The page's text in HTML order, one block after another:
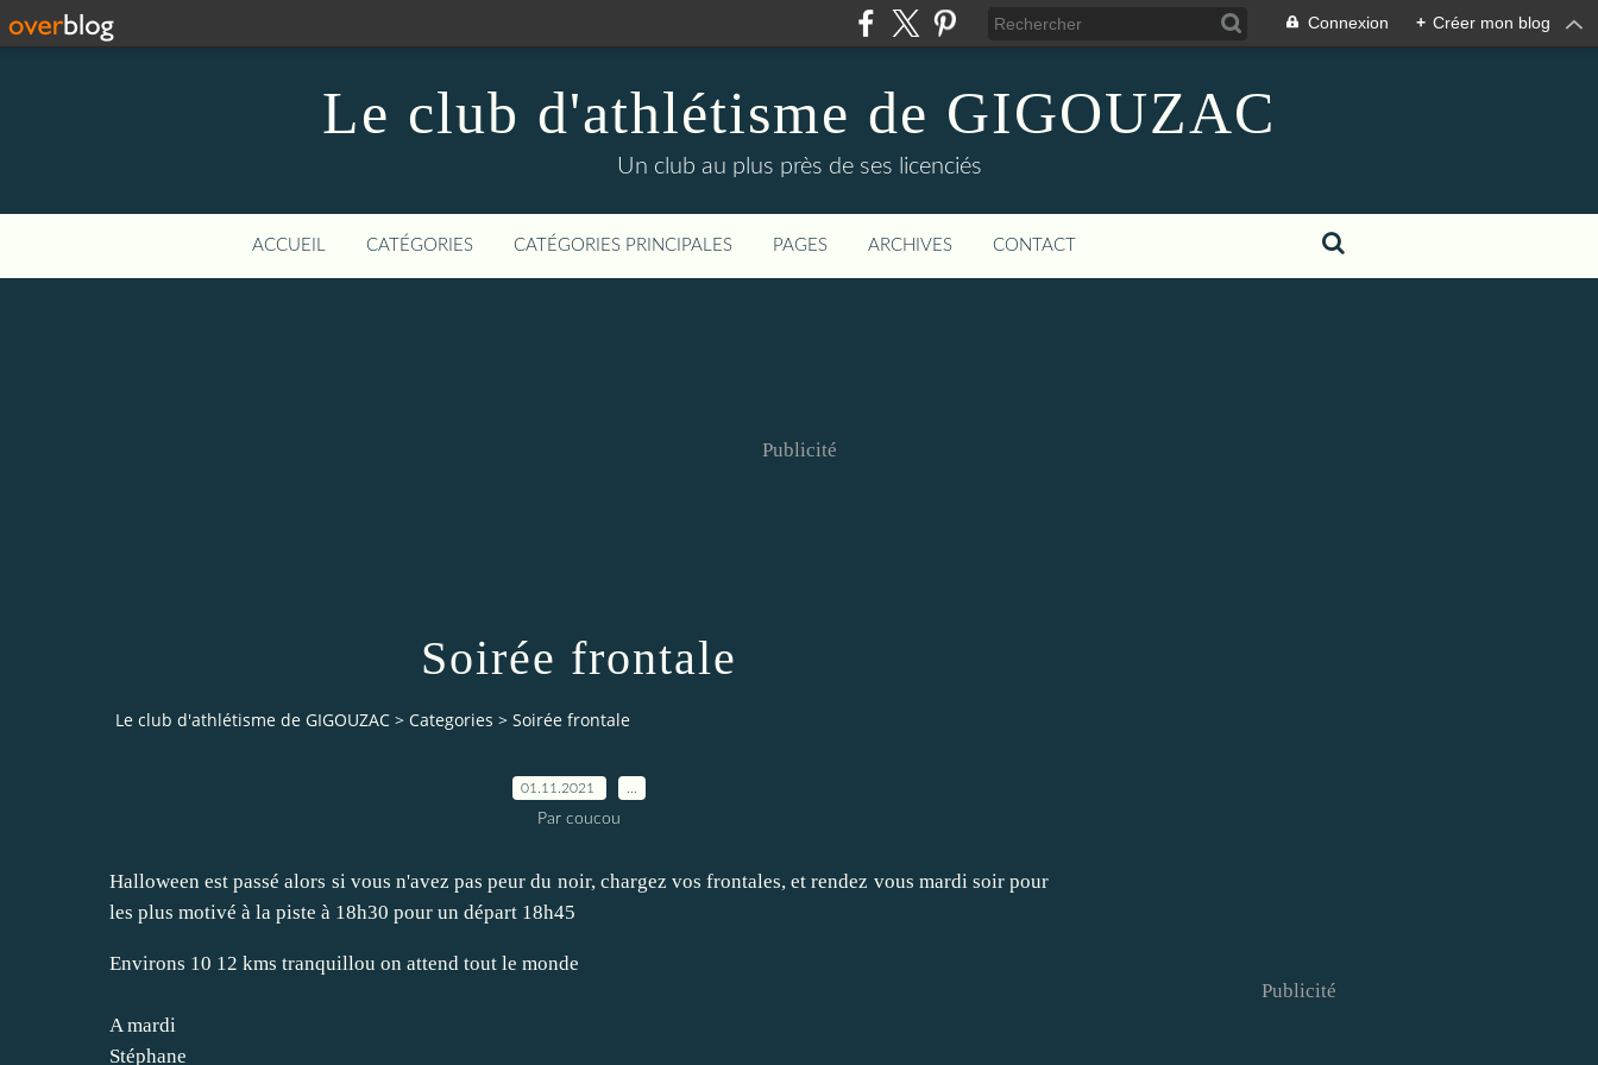
Connexion + Créer mon blog
Le club d'athlétisme de GIGOUZAC
Un club au plus près de ses licenciés
ACCUEIL CATÉGORIES CATÉGORIES PRINCIPALES PAGES ARCHIVES CONTACT
Publicité
Soirée frontale
Le club d'athlétisme de GIGOUZAC > Categories > Soirée frontale
01.11.2021
Par coucou
Halloween est passé alors si vous n'avez pas peur du noir, chargez vos frontales, et rendez vous mardi soir pour
les plus motivé à la piste à 18h30 pour un départ 18h45
Environs 10 12 kms tranquillou on attend tout le monde
A mardi
Stéphane
Publicité